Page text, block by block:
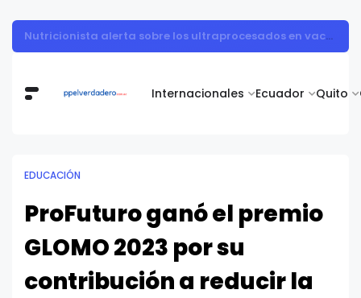
Internacionales Ecuador Quito
Vita Alimentos destaca el trabajo del campo como el primer paso hacia productos de excelencia.
EDUCACIÓN
ProFuturo ganó el premio
GLOMO 2023 por su
contribución a reducir la